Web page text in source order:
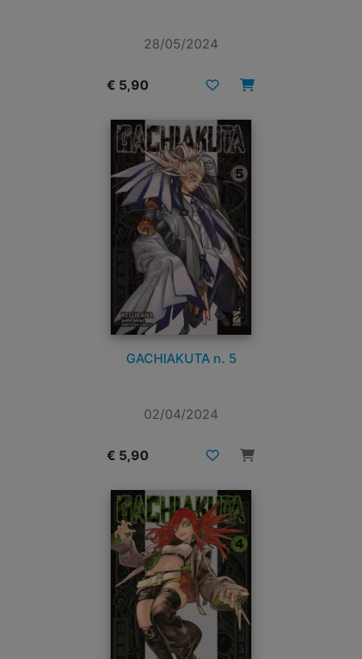
28/05/2024
€ 5,90
GACHIAKUTA n. 5
02/04/2024
€ 5,90